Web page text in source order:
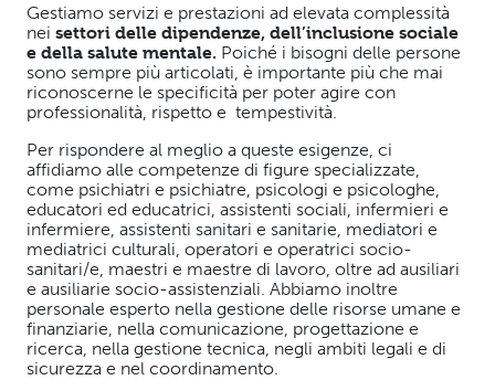
Gestiamo servizi e prestazioni ad elevata complessità
nei settori delle dipendenze, dell’inclusione sociale
e della salute mentale. Poiché i bisogni delle persone
sono sempre più articolati, è importante più che mai
riconoscerne le specificità per poter agire con
professionalità, rispetto e tempestività.
Per rispondere al meglio a queste esigenze, ci
affidiamo alle competenze di figure specializzate,
come psichiatri e psichiatre, psicologi e psicologhe,
educatori ed educatrici, assistenti sociali, infermieri e
infermiere, assistenti sanitari e sanitarie, mediatori e
mediatrici culturali, operatori e operatrici socio-
sanitari/e, maestri e maestre di lavoro, oltre ad ausiliari
e ausiliarie socio-assistenziali. Abbiamo inoltre
personale esperto nella gestione delle risorse umane e
finanziarie, nella comunicazione, progettazione e
ricerca, nella gestione tecnica, negli ambiti legali e di
sicurezza e nel coordinamento.